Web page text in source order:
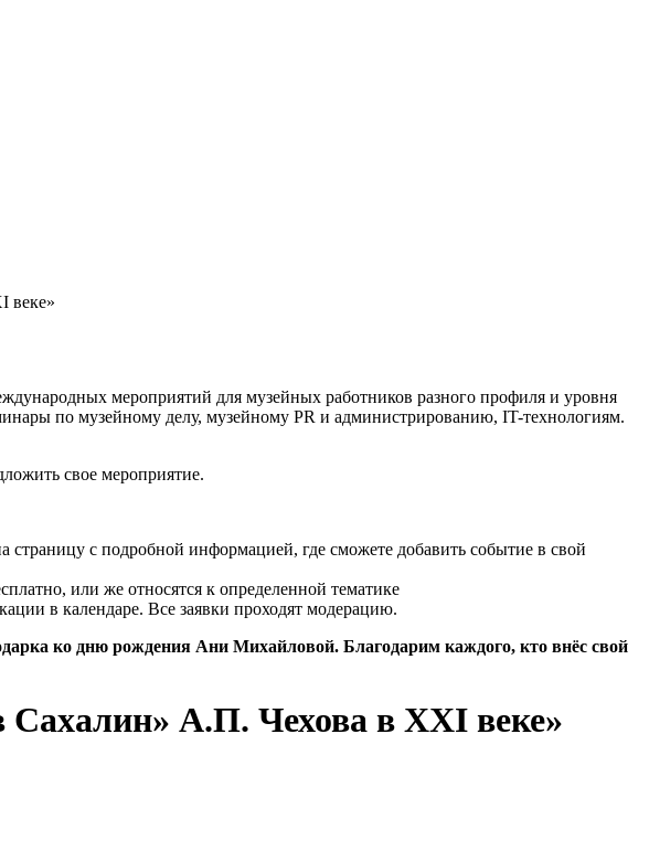
веке»
мероприятий для музейных работников разного профиля и уровня
по музейному делу, музейному PR и администрированию, IT-технологиям.
свое мероприятие.
с подробной информацией, где сможете добавить событие в свой
или же относятся к определенной тематике
в календаре. Все заявки проходят модерацию.
ко дню рождения Ани Михайловой. Благодарим каждого, кто внёс свой
А.П. Чехова в ХXI веке»